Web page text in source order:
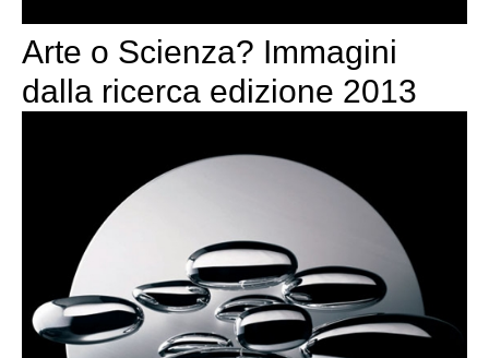
Arte o Scienza? Immagini
dalla ricerca edizione 2013